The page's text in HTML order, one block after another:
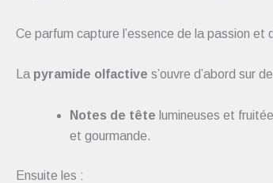
Ce parfum capture l’essence de la passion
La pyramide olfactive s’ouvre d’abord sur
Notes de tête lumineuses et
et gourmande.
Ensuite les :